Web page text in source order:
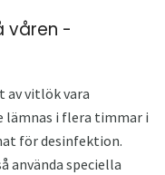
våren -
av vitlök vara
lämnas i flera timmar i
för desinfektion.
använda speciella